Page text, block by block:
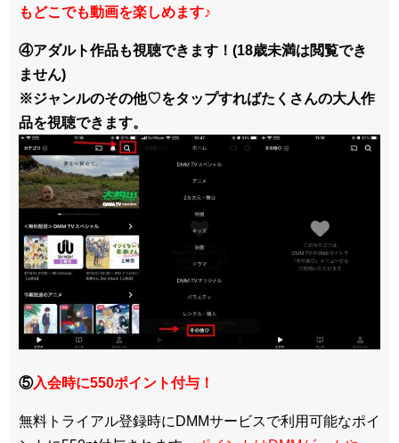
もどこでも動画を楽しめます♪
④アダルト作品も視聴できます！(18歳未満は閲覧でき
ません)
※ジャンルのその他♡をタップすればたくさんの大人作
品を視聴できます。
⑤入会時に550ポイント付与！
無料トライアル登録時にDMMサービスで利用可能なポイ